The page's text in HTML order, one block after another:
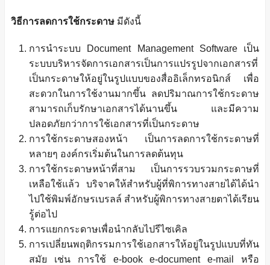
วิธีการลดการใช้กระดาษ มีดังนี้
การนำระบบ Document Management Software เป็น
ระบบบริหารจัดการเอกสารเป็นการแปรรูปจากเอกสารที่
เป็นกระดาษให้อยู่ในรูปแบบของสื่ออิเล็กทรอนิกส์ เพื่อ
สะดวกในการใช้งานมากขึ้น ลดปริมาณการใช้กระดาษ
สามารถเก็บรักษาเอกสารได้นานขึ้น และมีความ
ปลอดภัยกว่าการใช้เอกสารที่เป็นกระดาษ
การใช้กระดาษสองหน้า เป็นการลดการใช้กระดาษที่
หลายๆ องค์กรเริ่มต้นในการลดต้นทุน
การใช้กระดาษหน้าที่สาม เป็นการรวบรวมกระดาษที่
เหลือใช้แล้ว บริจาคให้สำหรับผู้ที่พิการทางสายได้ได้นำ
ไปใช้พิมพ์อักษรเบรลล์ สำหรับผู้พิการทางสายตาได้เรียน
รู้ต่อไป
การแยกกระดาษเพื่อนำกลับไปรีไซเคิล
การเปลี่ยนพฤติกรรมการใช้เอกสารให้อยู่ในรูปแบบที่ทัน
สมัย เช่น การใช้ e-book e-document e-mail หรือ